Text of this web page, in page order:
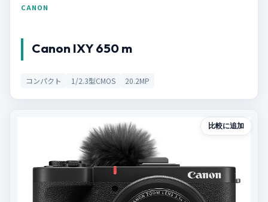
CANON
Canon IXY 650 m
コンパクト 1/2.3型CMOS 20.2MP
比較に追加